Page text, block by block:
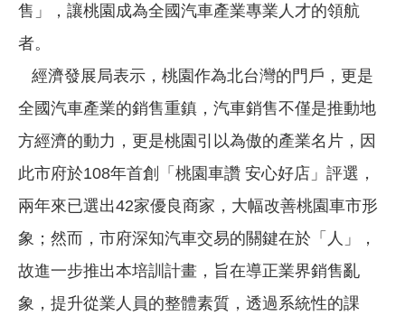
售」，讓桃園成為全國汽車產業專業人才的領航
者。
經濟發展局表示，桃園作為北台灣的門戶，更是
全國汽車產業的銷售重鎮，汽車銷售不僅是推動地
方經濟的動力，更是桃園引以為傲的產業名片，因
此市府於108年首創「桃園車讚 安心好店」評選，
兩年來已選出42家優良商家，大幅改善桃園車市形
象；然而，市府深知汽車交易的關鍵在於「人」，
故進一步推出本培訓計畫，旨在導正業界銷售亂
象，提升從業人員的整體素質，透過系統性的課